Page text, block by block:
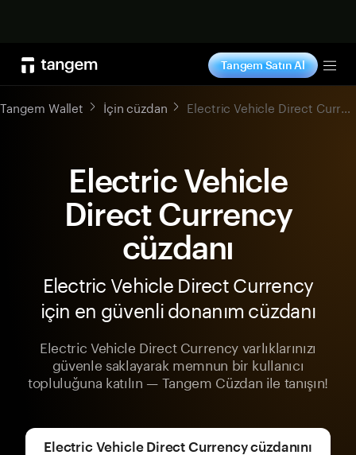
Tangem Satın Al
Tangem Wallet İçin cüzdan Electric Vehicle Direct Currency
Electric Vehicle
Direct Currency
cüzdanı
Electric Vehicle Direct Currency
için en güvenli donanım cüzdanı
Electric Vehicle Direct Currency varlıklarınızı
güvenle saklayarak memnun bir kullanıcı
topluluğuna katılın — Tangem Cüzdan ile tanışın!
Electric Vehicle Direct Currency cüzdanını